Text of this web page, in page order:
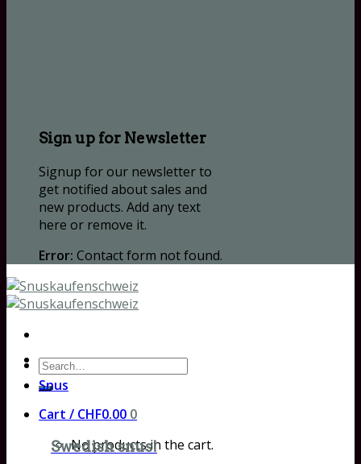
Sign up for Newsletter
Signup for our newsletter to
get notified about sales and
new products. Add any text
here or remove it.
Error: Contact form not found.
Search
for:
Cart / CHF0.00 0
No products in the cart.
Snus
Swedish snus!